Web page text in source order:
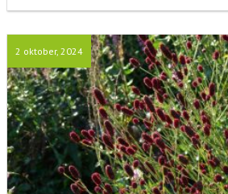
2 oktober, 2024